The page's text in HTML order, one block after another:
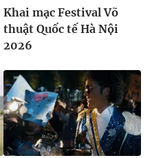
Khai mạc Festival Võ
thuật Quốc tế Hà Nội
2026